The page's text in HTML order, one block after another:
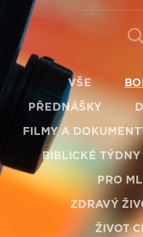
VŠE
PŘEDNÁŠKY
FILMY A
BIBLICKÉ TÝDNY
PRO
ZDRAVÝ
ŽIVOT